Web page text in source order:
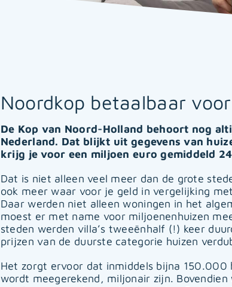
Noordkop betaalbaar
De Kop van Noord-Holland behoort nog
Nederland. Dat blijkt uit gegevens van
krijg je voor een miljoen euro gemiddeld
Dat is niet alleen veel meer dan de grote
ook meer waar voor je geld in vergelijking
Daar werden niet alleen woningen in het
moest er met name voor miljoenenhuizen
steden werden villa’s tweeënhalf (!) keer
prijzen van de duurste categorie huizen
Het zorgt ervoor dat inmiddels bijna 150.000
wordt meegerekend, miljonair zijn.